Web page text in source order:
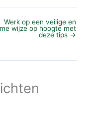
Werk op een veilige en
wijze op hoogte met
deze tips →